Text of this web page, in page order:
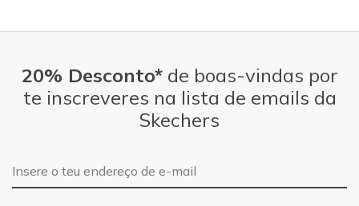
20% Desconto*de boas-vindas por
te inscreveres na lista de emails da
Skechers
Endereço de e-mail